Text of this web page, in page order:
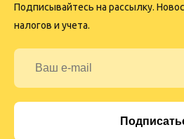
Подписывайтесь на рассылку.
налогов и учета.